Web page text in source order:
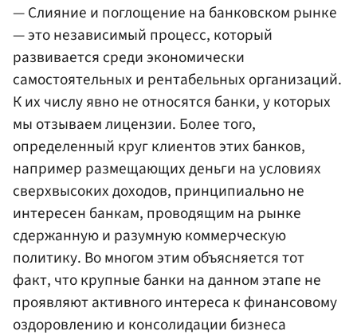
— Слияние и поглощение на банковском рынке
— это независимый процесс, который
развивается среди экономически
самостоятельных и рентабельных организаций.
К их числу явно не относятся банки, у которых
мы отзываем лицензии. Более того,
определенный круг клиентов этих банков,
например размещающих деньги на условиях
сверхвысоких доходов, принципиально не
интересен банкам, проводящим на рынке
сдержанную и разумную коммерческую
политику. Во многом этим объясняется тот
факт, что крупные банки на данном этапе не
проявляют активного интереса к финансовому
оздоровлению и консолидации бизнеса